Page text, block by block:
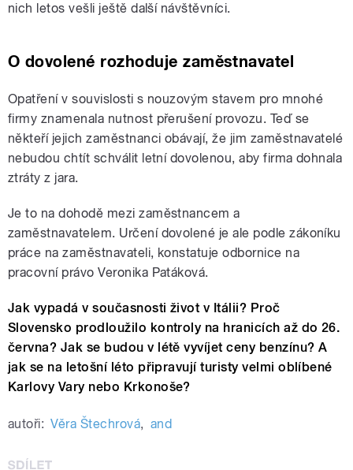
nich letos vešli ještě další návštěvníci.
O dovolené rozhoduje zaměstnavatel
Opatření v souvislosti s nouzovým stavem pro mnohé
firmy znamenala nutnost přerušení provozu. Teď se
někteří jejich zaměstnanci obávají, že jim zaměstnavatelé
nebudou chtít schválit letní dovolenou, aby firma dohnala
ztráty z jara.
Je to na dohodě mezi zaměstnancem a
zaměstnavatelem. Určení dovolené je ale podle zákoníku
práce na zaměstnavateli, konstatuje odbornice na
pracovní právo Veronika Patáková.
Jak vypadá v současnosti život v Itálii? Proč
Slovensko prodloužilo kontroly na hranicích až do 26.
června? Jak se budou v létě vyvíjet ceny benzínu? A
jak se na letošní léto připravují turisty velmi oblíbené
Karlovy Vary nebo Krkonoše?
autoři: Věra Štechrová, and